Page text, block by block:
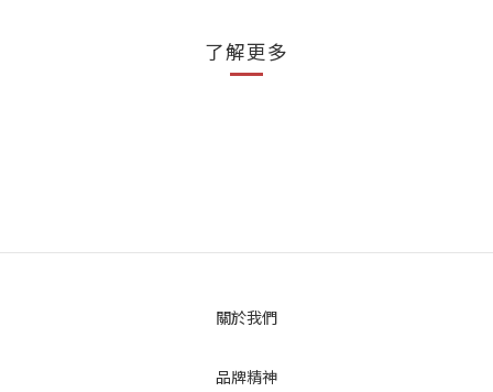
了解更多
關於我們
品牌精神